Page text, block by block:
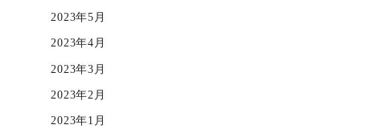
2023年5月
2023年4月
2023年3月
2023年2月
2023年1月